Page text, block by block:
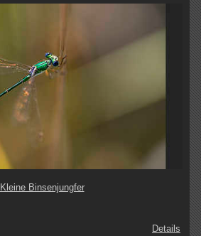
Kleine Binsenjungfer
Details